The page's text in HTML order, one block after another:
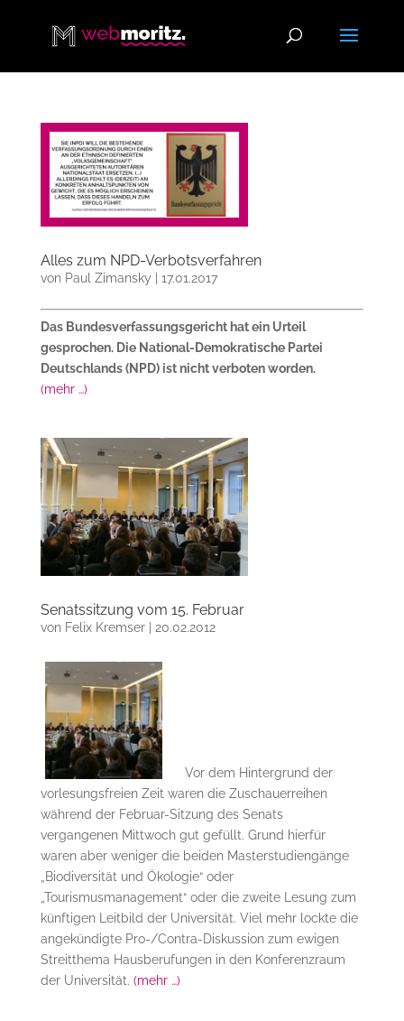
Alles zum NPD-Verbotsverfahren
von Paul Zimansky 17.01.2017
Das Bundesverfassungsgericht hat ein Urteil
gesprochen. Die National-Demokratische Partei
Deutschlands (NPD) ist nicht verboten worden.
(mehr …)
Senatssitzung vom 15. Februar
von Felix Kremser| 20.02.2012
Vor dem Hintergrund der
vorlesungsfreien Zeit waren die Zuschauerreihen
während der Februar-Sitzung des Senats
vergangenen Mittwoch gut gefüllt. Grund hierfür
waren aber weniger die beiden Masterstudiengänge
„Biodiversität und Ökologie“ oder
„Tourismusmanagement“ oder die zweite Lesung zum
künftigen Leitbild der Universität. Viel mehr lockte die
angekündigte Pro-/Contra-Diskussion zum ewigen
Streitthema Hausberufungen in den Konferenzraum
der Universität. (mehr …)